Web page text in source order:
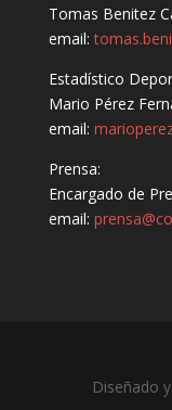
Tomas Benitez
email:
Estadístico
Mario Pérez
email:
Prensa:
Encargado de
email:
Diseñado